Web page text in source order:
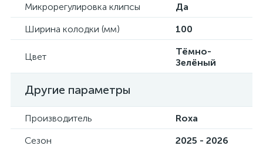
Микрорегулировка клипсы
Да
Ширина колодки (мм)
100
Цвет
Тёмно-
Зелёный
Другие параметры
Производитель
Roxa
Сезон
2025 - 2026